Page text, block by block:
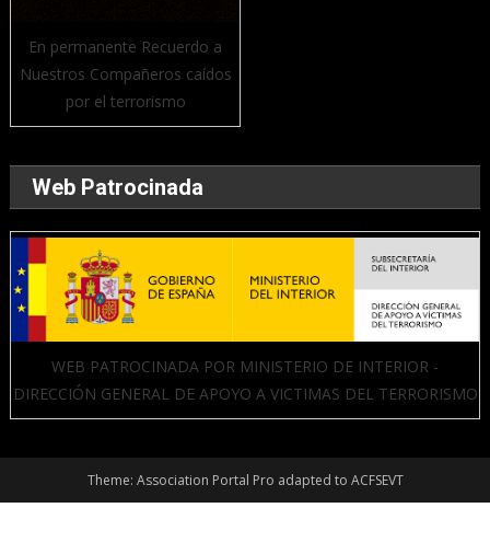
En permanente Recuerdo a
Nuestros Compañeros caídos
por el terrorismo
Web Patrocinada
WEB PATROCINADA POR MINISTERIO DE INTERIOR -
DIRECCIÓN GENERAL DE APOYO A VICTIMAS DEL TERRORISMO
Theme: Association Portal Pro adapted to ACFSEVT